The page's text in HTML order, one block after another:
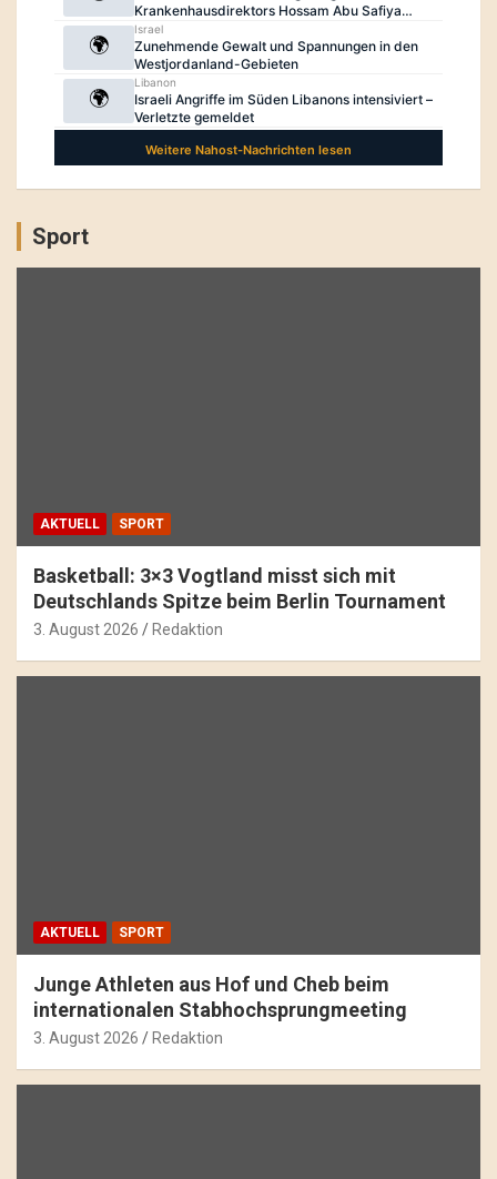
Sport
AKTUELL SPORT
Basketball: 3×3 Vogtland misst sich mit
Deutschlands Spitze beim Berlin Tournament
3. August 2026 Redaktion
AKTUELL SPORT
Junge Athleten aus Hof und Cheb beim
internationalen Stabhochsprungmeeting
3. August 2026 Redaktion